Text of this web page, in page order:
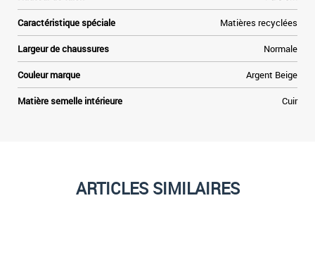
Caractéristique spéciale Matières recyclées
Largeur de chaussures Normale
Couleur marque Argent Beige
Matière semelle intérieure Cuir
ARTICLES SIMILAIRES